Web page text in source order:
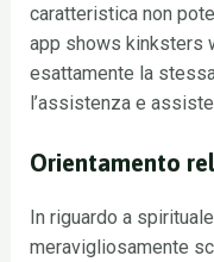
caratteristica non
app shows kinksters
esattamente la
l’assistenza e
Orientamento
In riguardo a
meravigliosamente